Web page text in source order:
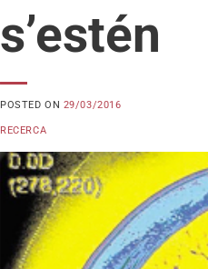
s’estén
POSTED ON 29/03/2016
RECERCA